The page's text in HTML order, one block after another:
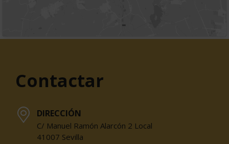
Contactar
DIRECCIÓN
C/ Manuel Ramón Alarcón 2 Local
41007 Sevilla